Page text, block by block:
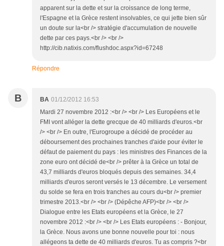
apparent sur la dette et sur la croissance de long terme,
l'Espagne et la Grèce restent insolvables, ce qui jette bien sûr
un doute sur la<br /> stratégie d'accumulation de nouvelle
dette par ces pays.<br /> <br />
http://cib.natixis.com/flushdoc.aspx?id=67248
Répondre
B BA 01/12/2012 16:53
Mardi 27 novembre 2012 :<br /> <br /> Les Européens et le
FMI vont alléger la dette grecque de 40 milliards d'euros.<br
/> <br /> En outre, l'Eurogroupe a décidé de procéder au
déboursement des prochaines tranches d'aide pour éviter le
défaut de paiement du pays : les ministres des Finances de la
zone euro ont décidé de<br /> prêter à la Grèce un total de
43,7 milliards d'euros bloqués depuis des semaines. 34,4
milliards d'euros seront versés le 13 décembre. Le versement
du solde se fera en trois tranches au cours du<br /> premier
trimestre 2013.<br /> <br /> (Dépêche AFP)<br /> <br />
Dialogue entre les Etats européens et la Grèce, le 27
novembre 2012 :<br /> <br /> Les Etats européens : - Bonjour,
la Grèce. Nous avons une bonne nouvelle pour toi : nous
allégeons ta dette de 40 milliards d'euros. Tu as compris ?<br